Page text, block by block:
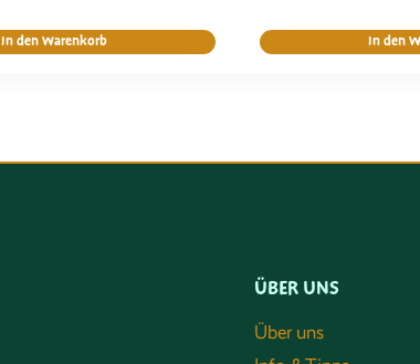
In den Warenkorb In den
ÜBER UNS
Über uns